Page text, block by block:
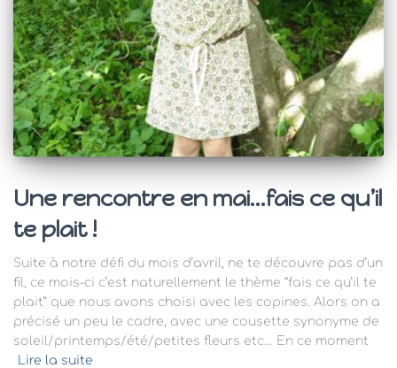
Une rencontre en mai…fais ce qu’il
te plait !
Suite à notre défi du mois d’avril, ne te découvre pas d’un
fil, ce mois-ci c’est naturellement le thème “fais ce qu’il te
plait” que nous avons choisi avec les copines. Alors on a
précisé un peu le cadre, avec une cousette synonyme de
soleil/printemps/été/petites fleurs etc… En ce moment
Lire la suite